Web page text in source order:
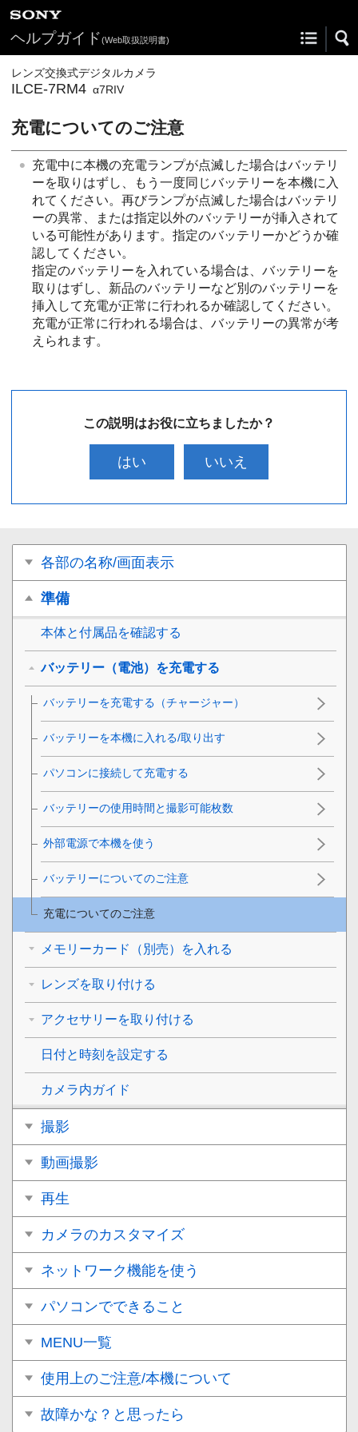
ヘルプガイド(Web取扱説明書)
レンズ交換式デジタルカメラ
ILCE-7RM4 α7RIV
充電についてのご注意
充電中に本機の充電ランプが点滅した場合はバッテリ
ーを取りはずし、もう一度同じバッテリーを本機に入
れてください。再びランプが点滅した場合はバッテリ
ーの異常、または指定以外のバッテリーが挿入されて
いる可能性があります。指定のバッテリーかどうか確
認してください。
指定のバッテリーを入れている場合は、バッテリーを
取りはずし、新品のバッテリーなど別のバッテリーを
挿入して充電が正常に行われるか確認してください。
充電が正常に行われる場合は、バッテリーの異常が考
えられます。
この説明はお役に立ちましたか？
はい いいえ
各部の名称/画面表示
準備
本体と付属品を確認する
バッテリー（電池）を充電する
バッテリーを充電する（チャージャー）
バッテリーを本機に入れる/取り出す
パソコンに接続して充電する
バッテリーの使用時間と撮影可能枚数
外部電源で本機を使う
バッテリーについてのご注意
充電についてのご注意
メモリーカード（別売）を入れる
レンズを取り付ける
アクセサリーを取り付ける
日付と時刻を設定する
カメラ内ガイド
撮影
動画撮影
再生
カメラのカスタマイズ
ネットワーク機能を使う
パソコンでできること
MENU一覧
使用上のご注意/本機について
故障かな？と思ったら